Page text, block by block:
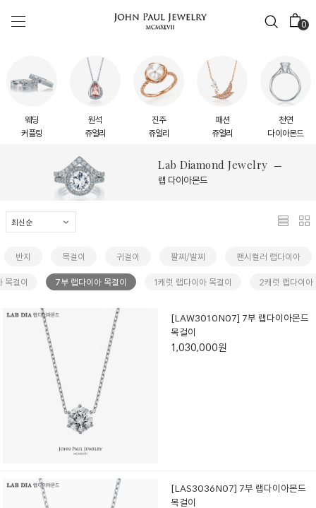
0
웨딩
커플링
원석
쥬얼리
진주
쥬얼리
패션
쥬얼리
천연
다이아몬드
Lab Diamond Jewelry
랩 다이아몬드
반지 목걸이 귀걸이 팔찌/발찌 팬시컬러 랩다이아
목걸이 7부 랩다이아 목걸이 1캐럿 랩다이아 목걸이 2캐럿 랩다이아
[LAW3010N07] 7부 랩다이아몬드
목걸이
1,030,000원
[LAS3036N07] 7부 랩다이아몬드
목걸이